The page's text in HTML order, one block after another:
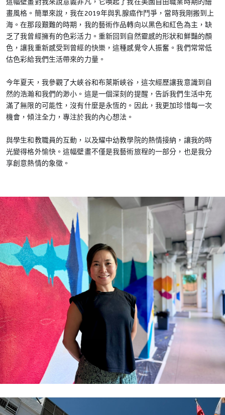
這幅壁畫對我來說意義非凡，它喚起了我在美國自由職業時期的繪
畫風格。簡單來說，我在2019年與乳腺癌作鬥爭，當時我剛搬到上
海。在那段艱難的時期，我的藝術作品轉向以黑色和紅色為主，缺
乏了我曾經擁有的色彩活力。重新回到自然靈感的形狀和鮮豔的顏
色，讓我重新感受到曾經的快樂，這種感覺令人振奮。我們常常低
估色彩給我們生活帶來的力量。
今年夏天，我參觀了大峽谷和布萊斯峽谷，這次經歷讓我意識到自
然的浩瀚和我們的渺小。這是一個深刻的提醒，告訴我們生活中充
滿了無限的可能性，沒有什麼是永恆的。因此，我更加珍惜每一次
機會，傾注全力，專注於我的內心想法。
與學生和教職員的互動，以及耀中幼教學院的熱情接納，讓我的時
光變得格外愉快。這幅壁畫不僅是我藝術旅程的一部分，也是我分
享創意熱情的象徵。